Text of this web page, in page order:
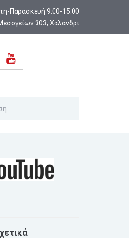
Παρασκευή 9:00-15:00
303, Χαλάνδρι